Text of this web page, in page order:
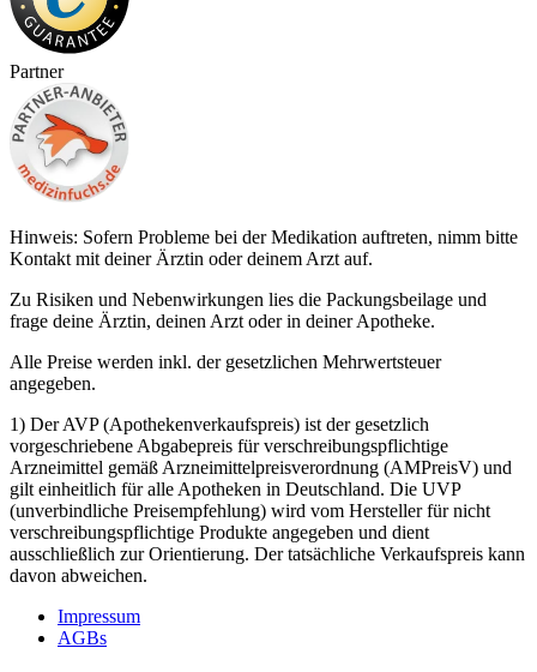
Partner
Hinweis: Sofern Probleme bei der Medikation auftreten, nimm bitte
Kontakt mit deiner Ärztin oder deinem Arzt auf.
Zu Risiken und Nebenwirkungen lies die Packungsbeilage und
frage deine Ärztin, deinen Arzt oder in deiner Apotheke.
Alle Preise werden inkl. der gesetzlichen Mehrwertsteuer
angegeben.
1) Der AVP (Apothekenverkaufspreis) ist der gesetzlich
vorgeschriebene Abgabepreis für verschreibungspflichtige
Arzneimittel gemäß Arzneimittelpreisverordnung (AMPreisV) und
gilt einheitlich für alle Apotheken in Deutschland. Die UVP
(unverbindliche Preisempfehlung) wird vom Hersteller für nicht
verschreibungspflichtige Produkte angegeben und dient
ausschließlich zur Orientierung. Der tatsächliche Verkaufspreis kann
davon abweichen.
Impressum
AGBs